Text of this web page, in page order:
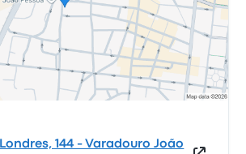
144 - Varadouro João